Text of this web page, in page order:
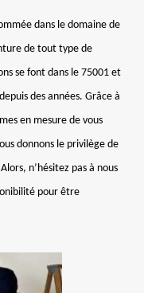
dans le domaine de
de tout type de
se font dans le 75001 et
des années. Grâce à
en mesure de vous
donnons le privilège de
n’hésitez pas à nous
pour être